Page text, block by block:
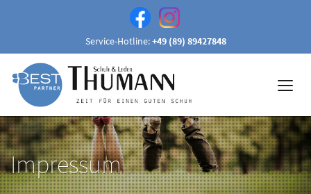
Service-Hotline:+49 (89) 89427848
Impressum